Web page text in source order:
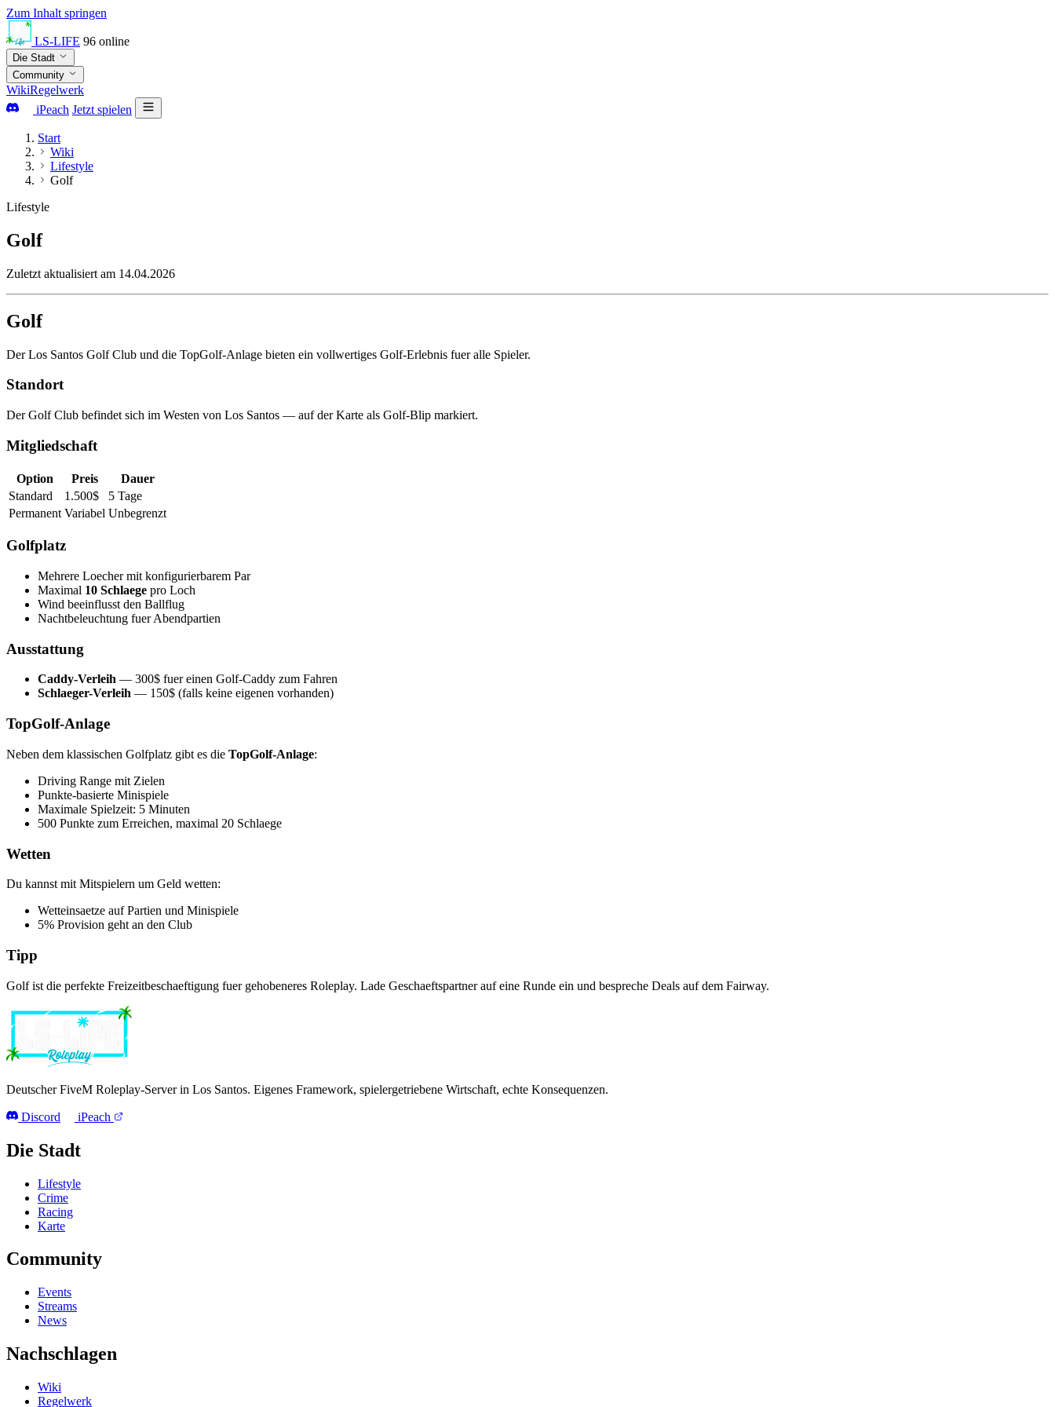
Zum Inhalt springen
LS-LIFE 96 online
Die Stadt
Community
WikiRegelwerk
iPeach Jetzt spielen
Start
Wiki
Lifestyle
Golf
Lifestyle
Golf
Zuletzt aktualisiert am 14.04.2026
Golf
Der Los Santos Golf Club und die TopGolf-Anlage bieten ein vollwertiges Golf-Erlebnis fuer alle Spieler.
Standort
Der Golf Club befindet sich im Westen von Los Santos — auf der Karte als Golf-Blip markiert.
Mitgliedschaft
Option Preis
Dauer
Standard
1.500$
5 Tage
Permanent Variabel Unbegrenzt
Golfplatz
Mehrere Loecher mit konfigurierbarem Par
Maximal 10 Schlaege pro Loch
Wind beeinflusst den Ballflug
Nachtbeleuchtung fuer Abendpartien
Ausstattung
Caddy-Verleih — 300$ fuer einen Golf-Caddy zum Fahren
Schlaeger-Verleih — 150$ (falls keine eigenen vorhanden)
TopGolf-Anlage
Neben dem klassischen Golfplatz gibt es die TopGolf-Anlage:
Driving Range mit Zielen
Punkte-basierte Minispiele
Maximale Spielzeit: 5 Minuten
500 Punkte zum Erreichen, maximal 20 Schlaege
Wetten
Du kannst mit Mitspielern um Geld wetten:
Wetteinsaetze auf Partien und Minispiele
5% Provision geht an den Club
Tipp
Golf ist die perfekte Freizeitbeschaeftigung fuer gehobeneres Roleplay. Lade Geschaeftspartner auf eine Runde ein und bespreche Deals auf dem Fairway.
Deutscher FiveM Roleplay-Server in Los Santos. Eigenes Framework, spielergetriebene Wirtschaft, echte Konsequenzen.
Discord iPeach
Die Stadt
Lifestyle
Crime
Racing
Karte
Community
Events
Streams
News
Nachschlagen
Wiki
Regelwerk